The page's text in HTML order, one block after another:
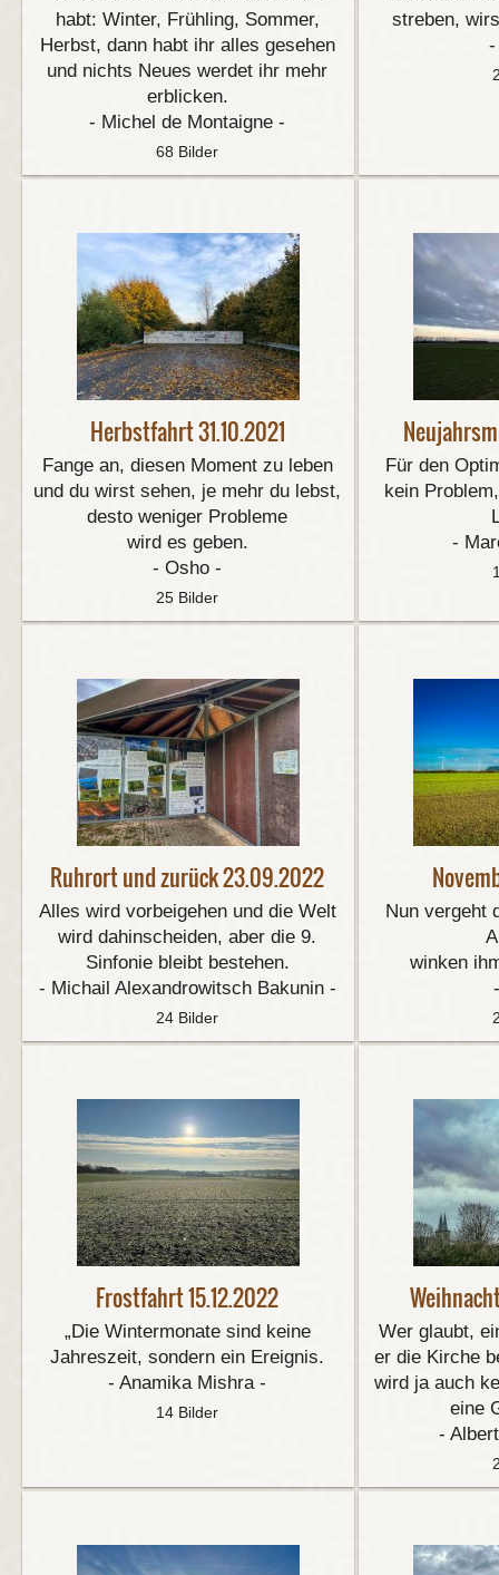
habt: Winter, Frühling, Sommer,
Herbst, dann habt ihr alles gesehen
und nichts Neues werdet ihr mehr
erblicken.
- Michel de Montaigne -
68 Bilder
streben,
Herbstfahrt 31.10.2021
Fange an, diesen Moment zu leben
und du wirst sehen, je mehr du lebst,
desto weniger Probleme
wird es geben.
- Osho -
25 Bilder
Für den
kein
-
Ruhrort und zurück 23.09.2022
Alles wird vorbeigehen und die Welt
wird dahinscheiden, aber die 9.
Sinfonie bleibt bestehen.
- Michail Alexandrowitsch Bakunin -
24 Bilder
Nun vergeht
winken
Frostfahrt 15.12.2022
„Die Wintermonate sind keine
Jahreszeit, sondern ein Ereignis.
- Anamika Mishra -
14 Bilder
Wer glaubt,
er die Kirche
wird ja auch
eine
-